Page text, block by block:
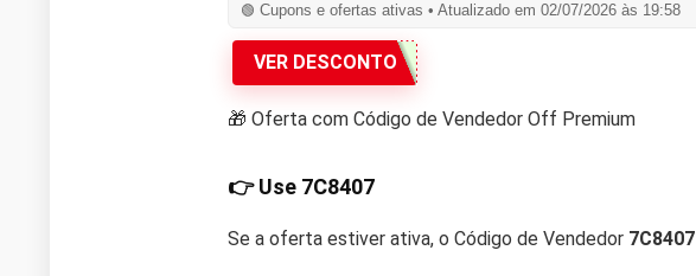
🟢 Cupons e ofertas ativas • Atualizado em 02/07/2026 às 19:58
VER DESCONTO
🎁 Oferta com Código de Vendedor Off Premium
👉 Use 7C8407
Se a oferta estiver ativa, o Código de Vendedor 7C8407